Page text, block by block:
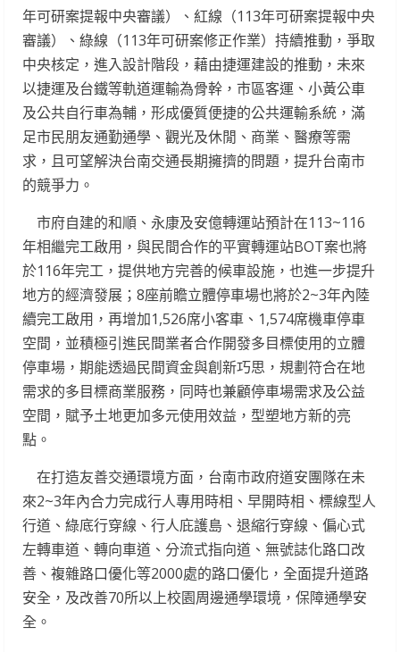
年可研案提報中央審議）、紅線（113年可研案提報中央
審議）、綠線（113年可研案修正作業）持續推動，爭取
中央核定，進入設計階段，藉由捷運建設的推動，未來
以捷運及台鐵等軌道運輸為骨幹，市區客運、小黃公車
及公共自行車為輔，形成優質便捷的公共運輸系統，滿
足市民朋友通勤通學、觀光及休閒、商業、醫療等需
求，且可望解決台南交通長期擁擠的問題，提升台南市
的競爭力。
市府自建的和順、永康及安億轉運站預計在113~116
年相繼完工啟用，與民間合作的平實轉運站BOT案也將
於116年完工，提供地方完善的候車設施，也進一步提升
地方的經濟發展；8座前瞻立體停車場也將於2~3年內陸
續完工啟用，再增加1,526席小客車、1,574席機車停車
空間，並積極引進民間業者合作開發多目標使用的立體
停車場，期能透過民間資金與創新巧思，規劃符合在地
需求的多目標商業服務，同時也兼顧停車場需求及公益
空間，賦予土地更加多元使用效益，型塑地方新的亮
點。
在打造友善交通環境方面，台南市政府道安團隊在未
來2~3年內合力完成行人專用時相、早開時相、標線型人
行道、綠底行穿線、行人庇護島、退縮行穿線、偏心式
左轉車道、轉向車道、分流式指向道、無號誌化路口改
善、複雜路口優化等2000處的路口優化，全面提升道路
安全，及改善70所以上校園周邊通學環境，保障通學安
全。